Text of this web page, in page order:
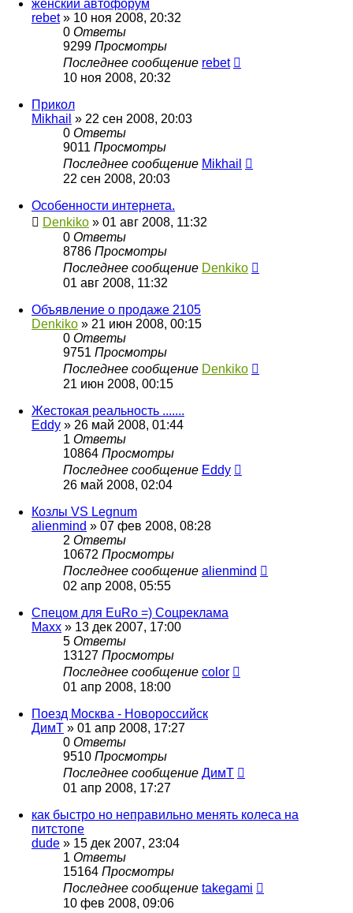
женский автофорум
rebet» 10 ноя 2008, 20:32
0 Ответы
9299 Просмотры
Последнее сообщение rebet
10 ноя 2008, 20:32
Прикол
Mikhail » 22 сен 2008, 20:03
0 Ответы
9011 Просмотры
Последнее сообщение Mikhail
22 сен 2008, 20:03
Особенности интернета.
Denkiko » 01 авг 2008, 11:32
0 Ответы
8786 Просмотры
Последнее сообщение Denkiko
01 авг 2008, 11:32
Объявление о продаже 2105
Denkiko » 21 июн 2008, 00:15
0 Ответы
9751 Просмотры
Последнее сообщение Denkiko
21 июн 2008, 00:15
Жестокая реальность .......
Eddy » 26 май 2008, 01:44
1 Ответы
10864 Просмотры
Последнее сообщение Eddy
26 май 2008, 02:04
Козлы VS Legnum
alienmind » 07 фев 2008, 08:28
2 Ответы
10672 Просмотры
Последнее сообщение alienmind
02 апр 2008, 05:55
Спецом для EuRo =) Соцреклама
Maxx » 13 дек 2007, 17:00
5 Ответы
13127 Просмотры
Последнее сообщение color
01 апр 2008, 18:00
Поезд Москва - Новороссийск
ДимТ » 01 апр 2008, 17:27
0 Ответы
9510 Просмотры
Последнее сообщение ДимТ
01 апр 2008, 17:27
как быстро но неправильно менять колеса на
питстопе
dude » 15 дек 2007, 23:04
1 Ответы
15164 Просмотры
Последнее сообщение takegami
10 фев 2008, 09:06